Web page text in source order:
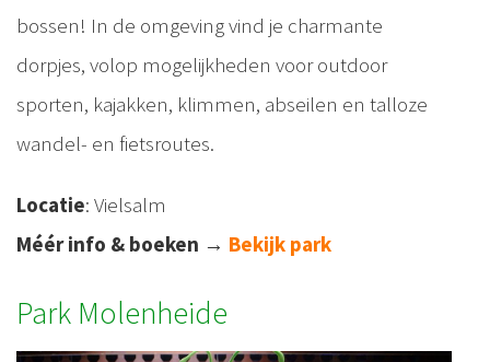
bossen! In de omgeving vind je charmante
dorpjes, volop mogelijkheden voor outdoor
sporten, kajakken, klimmen, abseilen en talloze
wandel- en fietsroutes.
Locatie: Vielsalm
Méér info & boeken → Bekijk park
Park Molenheide